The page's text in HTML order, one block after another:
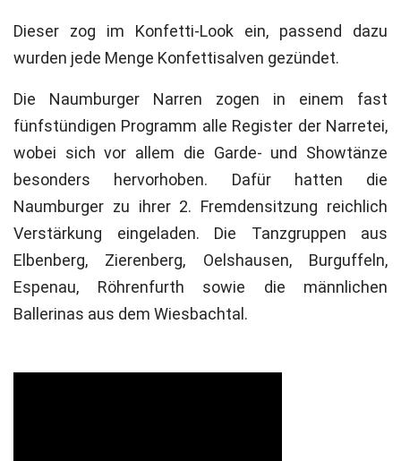
Dieser zog im Konfetti-Look ein, passend dazu
wurden jede Menge Konfettisalven gezündet.
Die Naumburger Narren zogen in einem fast
fünfstündigen Programm alle Register der Narretei,
wobei sich vor allem die Garde- und Showtänze
besonders hervorhoben. Dafür hatten die
Naumburger zu ihrer 2. Fremdensitzung reichlich
Verstärkung eingeladen. Die Tanzgruppen aus
Elbenberg, Zierenberg, Oelshausen, Burguffeln,
Espenau, Röhrenfurth sowie die männlichen
Ballerinas aus dem Wiesbachtal.